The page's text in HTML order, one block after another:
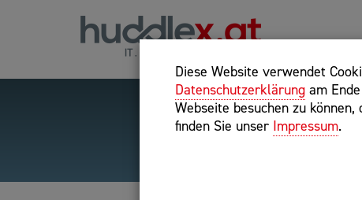
Diese Website verwendet
Datenschutzerklärung am
Webseite besuchen zu
finden Sie unser Impressum.
Hilfreiche
Exakter Suchbegriff: